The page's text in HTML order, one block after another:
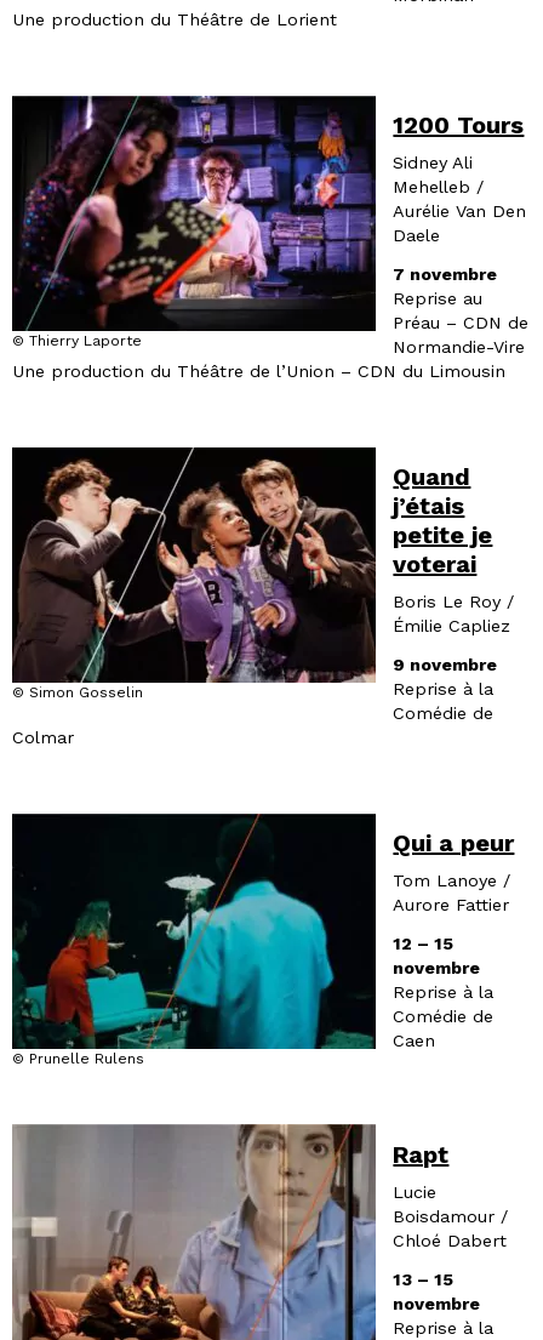
Une production du Théâtre de Lorient
© Thierry Laporte
1200 Tours
Sidney Ali
Mehelleb /
Aurélie Van Den
Daele
7 novembre
Reprise au
Préau – CDN de
Normandie-Vire
Une production du Théâtre de l’Union – CDN du Limousin
© Simon Gosselin
Quand
j’étais
petite je
voterai
Boris Le Roy /
Émilie Capliez
9 novembre
Reprise à la
Comédie de
Colmar
© Prunelle Rulens
Qui a peur
Tom Lanoye /
Aurore Fattier
12 – 15
novembre
Reprise à la
Comédie de
Caen
Rapt
Lucie
Boisdamour /
Chloé Dabert
13 – 15
novembre
Reprise à la